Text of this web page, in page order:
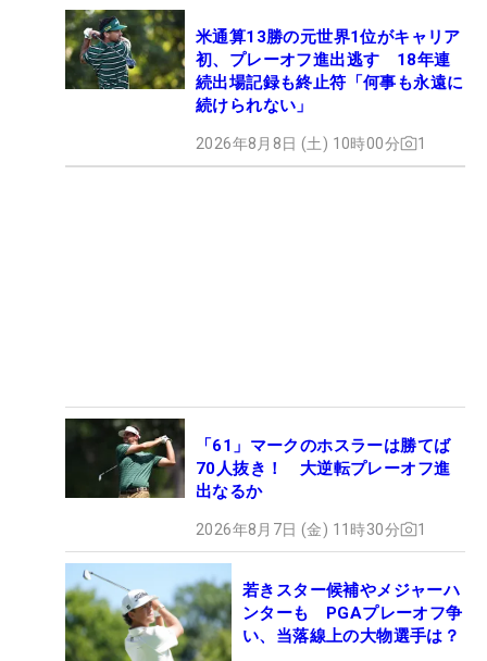
米通算13勝の元世界1位がキャリア
初、プレーオフ進出逃す 18年連
続出場記録も終止符「何事も永遠に
続けられない」
2026年8月8日 (土) 10時00分 1
「61」マークのホスラーは勝てば
70人抜き！ 大逆転プレーオフ進
出なるか
2026年8月7日 (金) 11時30分 1
若きスター候補やメジャーハ
ンターも PGAプレーオフ争
い、当落線上の大物選手は？